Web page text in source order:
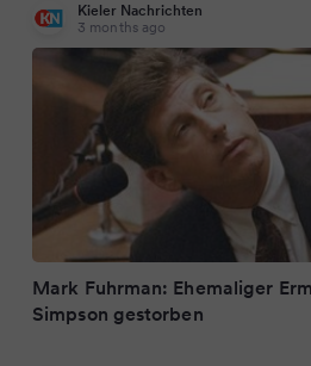
Kieler Nachrichten
3 months ago
Mark Fuhrman: Ehemaliger
Simpson gestorben